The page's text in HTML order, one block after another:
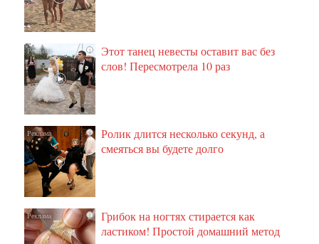
i
Этот танец невесты оставит вас без
слов! Пересмотрела 10 раз
i
Ролик длится несколько секунд, а
смеяться вы будете долго
i
Грибок на ногтях стирается как
ластиком! Простой домашний метод